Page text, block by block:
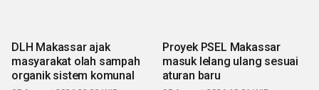
DLH Makassar ajak
masyarakat olah sampah
organik sistem komunal
Proyek PSEL Makassar
masuk lelang ulang sesuai
aturan baru